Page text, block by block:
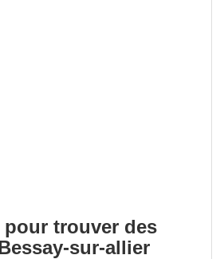
trouver des
sur-allier